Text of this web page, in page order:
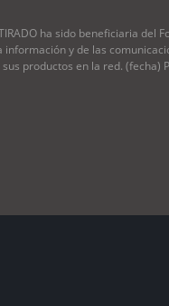
TIRADO ha sido beneficiaria
información y de las
productos en la red. (fecha)